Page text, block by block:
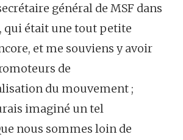
général de MSF dans
qui était une tout petite
et me souviens y avoir
de
du mouvement ;
imaginé un tel
nous sommes loin de